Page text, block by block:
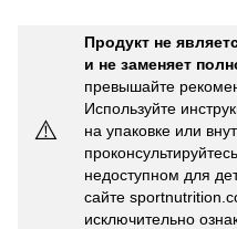
⚠️
Продукт не
и не заменяет
превышайте
Используйте
на упаковке или
недоступном для
сайте
исключительно